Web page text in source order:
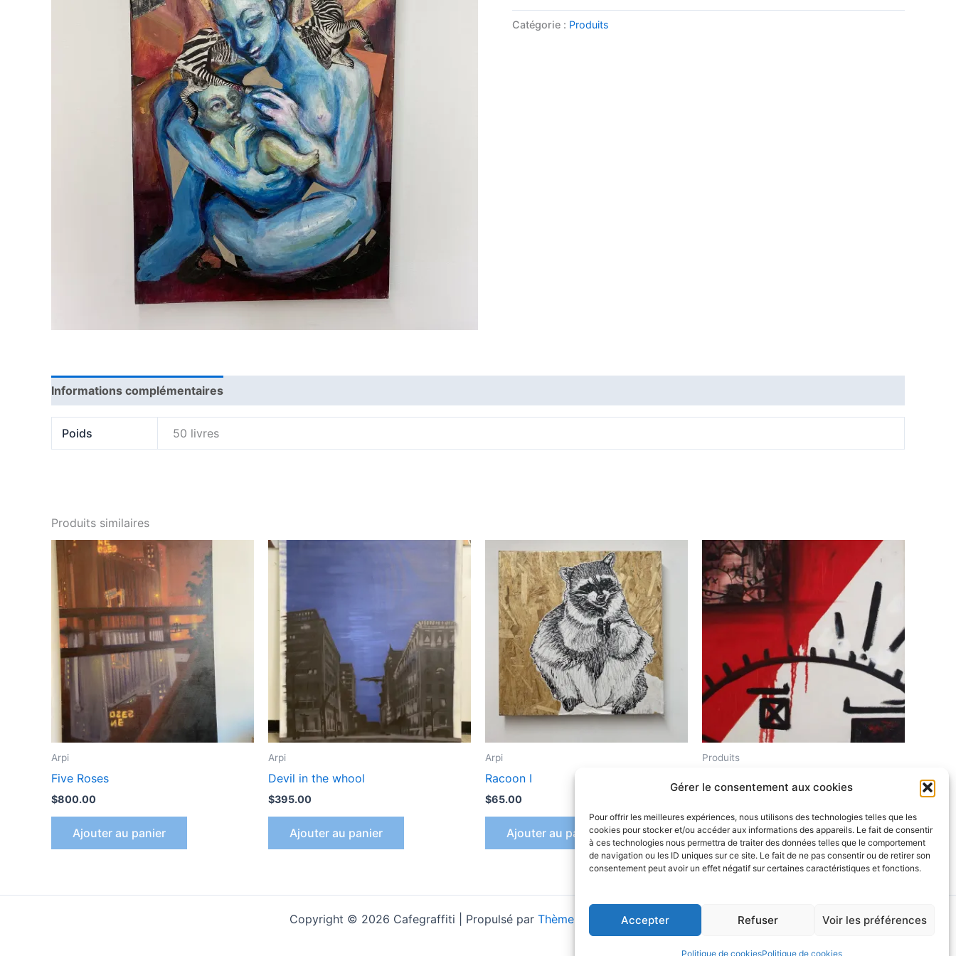
Gérer le consentement aux cookies
Pour offrir les meilleures expériences, nous utilisons des technologies telles que les
cookies pour stocker et/ou accéder aux informations des appareils. Le fait de consentir
à ces technologies nous permettra de traiter des données telles que le comportement
de navigation ou les ID uniques sur ce site. Le fait de ne pas consentir ou de retirer son
consentement peut avoir un effet négatif sur certaines caractéristiques et fonctions.
Accepter Refuser Voir les préférences
Politique de cookiesPolitique de cookies
Catégorie : Produits
Informations complémentaires
Poids 50 livres
Produits similaires
Arpi
Five Roses
$800.00
Ajouter au panier
Arpi
Devil in the whool
$395.00
Ajouter au panier
Arpi
Racoon I
$65.00
Ajouter au panier
Produits
Ajouter au panier
Copyright © 2026 Cafegraffiti | Propulsé par Thème WordPress Astra